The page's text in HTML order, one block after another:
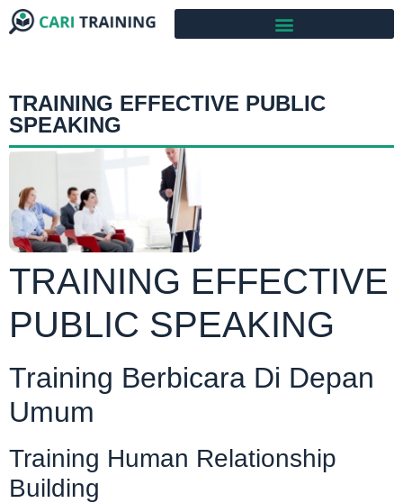
TRAINING EFFECTIVE PUBLIC
SPEAKING
TRAINING EFFECTIVE
PUBLIC SPEAKING
Training Berbicara Di Depan
Umum
Training Human Relationship
Building